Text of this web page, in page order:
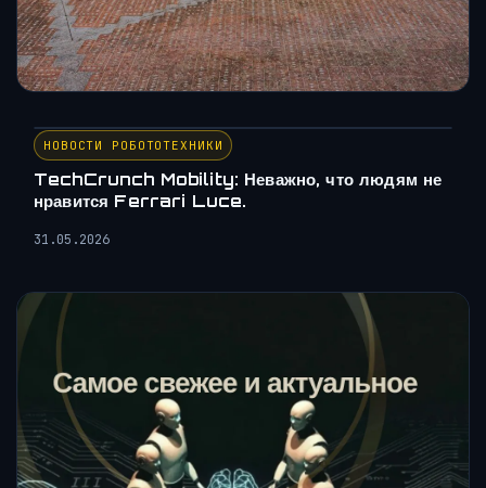
НОВОСТИ РОБОТОТЕХНИКИ
TechCrunch Mobility: Неважно, что людям не
нравится Ferrari Luce.
31.05.2026